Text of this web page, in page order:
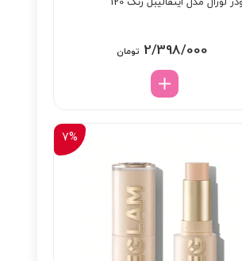
2/398/000 تومان
7%